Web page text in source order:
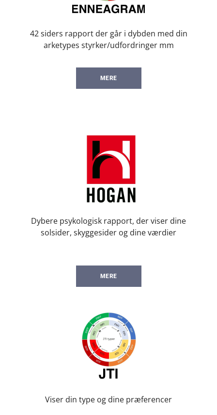
42 siders rapport der går i dybden med din
arketypes styrker/udfordringer mm
MERE
Dybere psykologisk rapport, der viser dine
solsider, skyggesider og dine værdier
MERE
Viser din type og dine præferencer